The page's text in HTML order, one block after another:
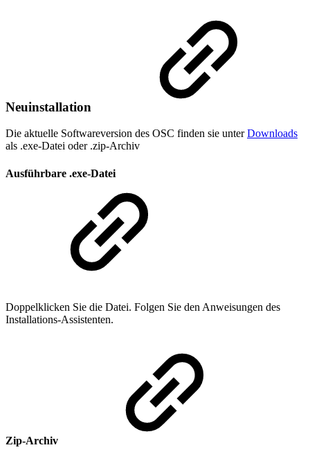
Neuinstallation
Die aktuelle Softwareversion des OSC finden sie unterDownloads
als .exe-Datei oder .zip-Archiv
Ausführbare .exe-Datei
Doppelklicken Sie die Datei. Folgen Sie den Anweisungen des
Installations-Assistenten.
Zip-Archiv